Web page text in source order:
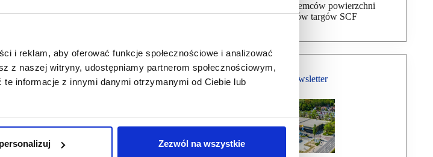
i reklam, aby oferować funkcje społecznościowe i analizować
z naszej witryny, udostępniamy partnerom społecznościowym,
informacje z innymi danymi otrzymanymi od Ciebie lub
Zezwól na wszystkie
centrami handlowymi
się w obszarze aranżacji
służby zdrowia, tj. klinik, aptek
dostarcza wyposażenie
doświadczenia, a na jej koncie
zdrowia, tj. klinik, aptek
głównie w Niemczech.
Bezpłatna wysyłka dla najemców powierzchni
handlowej, uczestników targów SCF
Bezpłatny Newsletter